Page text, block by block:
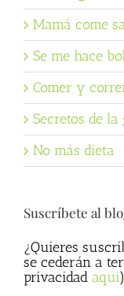
Mamá come
Se me hace
Comer y
Secretos de la
No más dieta
Suscríbete al
¿Quieres
se cederán a
privacidad aqui